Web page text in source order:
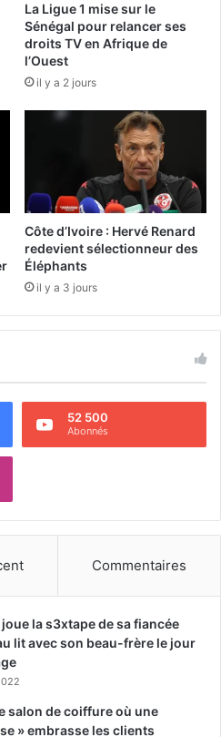
La Ligue 1 mise sur le
Sénégal pour relancer ses
droits TV en Afrique de
l’Ouest
il y a 2 jours
Côte d’Ivoire : Hervé Renard
redevient sélectionneur des
Éléphants
il y a 3 jours
52 500
Abonnés
Commentaires
joue la s3xtape de sa fiancée
lit avec son beau-frère le jour
salon de coiffure où une
» embrasse les clients